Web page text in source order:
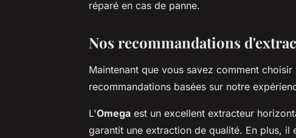
réparé en cas de panne.
Nos recommandations
Maintenant que vous savez comment
recommandations basées sur notre
L'Omega est un excellent extracteur
garantit une extraction de qualité. En plus,